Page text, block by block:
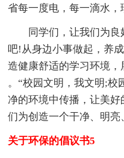
省每一度电，每一滴水，
同学们，让我们为
吧!从身边小事做起，养
造健康舒适的学习环境
。“校园文明，我文明;校
净的环境中传播，让美
们为创造一个干净、明
关于环保的倡议书5